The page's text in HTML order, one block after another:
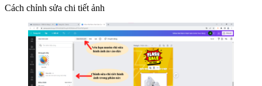
Cách chỉnh sửa chi tiết ảnh